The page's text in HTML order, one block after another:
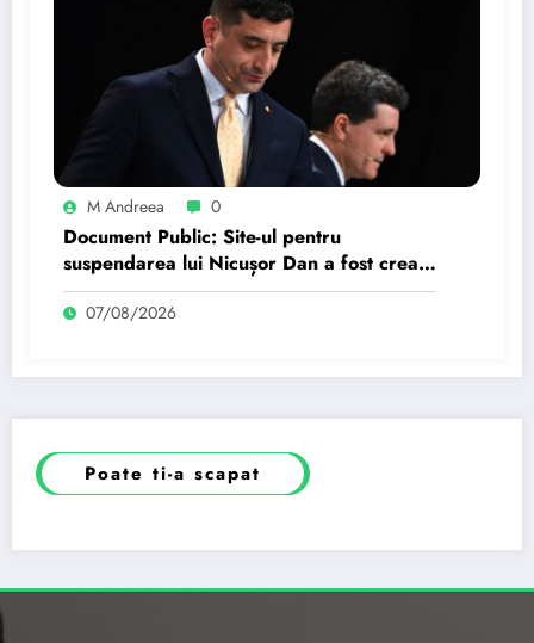
M Andreea 0
Document Public: Site-ul pentru
suspendarea lui Nicușor Dan a fost creat
de un moldovean angajat de AUR cu…
07/08/2026
Poate ti-a scapat